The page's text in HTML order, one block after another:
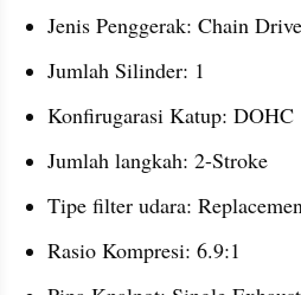
Jenis Penggerak: Chain Drive
Jumlah Silinder: 1
Konfirugarasi Katup: DOHC
Jumlah langkah: 2-Stroke
Tipe filter udara:
Rasio Kompresi: 6.9:1